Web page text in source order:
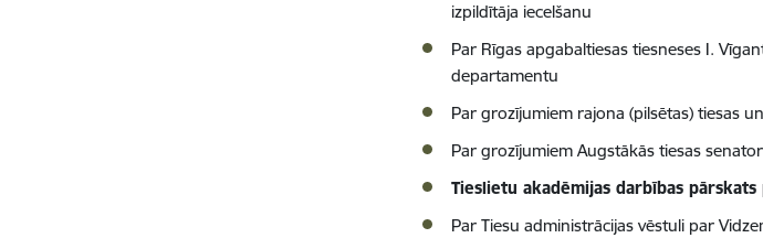
izpildītāja iecelšanu
Par Rīgas apgabaltiesas tiesneses I.
departamentu
Par grozījumiem rajona (pilsētas) tiesas
Par grozījumiem Augstākās tiesas
Tieslietu akadēmijas darbības
Par Tiesu administrācijas vēstuli par